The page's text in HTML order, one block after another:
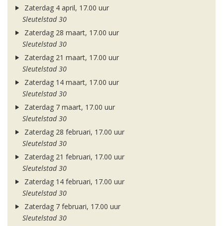
Zaterdag 4 april, 17.00 uur
Sleutelstad 30
Zaterdag 28 maart, 17.00 uur
Sleutelstad 30
Zaterdag 21 maart, 17.00 uur
Sleutelstad 30
Zaterdag 14 maart, 17.00 uur
Sleutelstad 30
Zaterdag 7 maart, 17.00 uur
Sleutelstad 30
Zaterdag 28 februari, 17.00 uur
Sleutelstad 30
Zaterdag 21 februari, 17.00 uur
Sleutelstad 30
Zaterdag 14 februari, 17.00 uur
Sleutelstad 30
Zaterdag 7 februari, 17.00 uur
Sleutelstad 30